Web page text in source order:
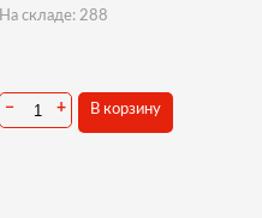
На складе: 288
− + В корзину